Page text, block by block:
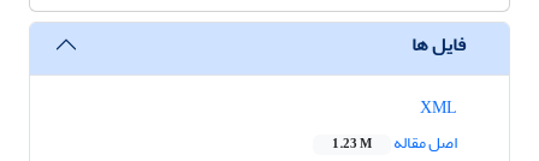
فایل ها
اصل مقاله
1.23 M